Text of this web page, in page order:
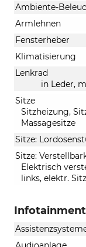
Ambiente-
Armlehnen
Fensterheber
Klimatisierung
Lenkrad
in Leder,
Sitze
Sitzheizung,
Massagesitze
Sitze:
Sitze:
Elektrisch
links, elektr.